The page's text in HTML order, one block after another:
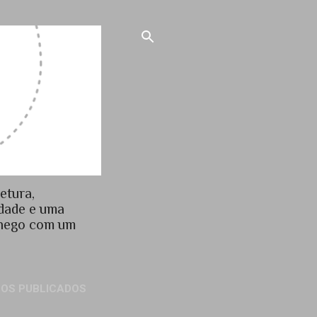
e uma
com um